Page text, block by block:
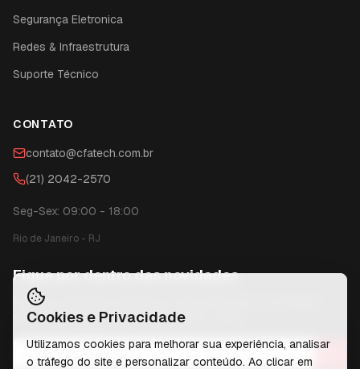
Segurança Eletronica
Redes & Infraestrutura
Suporte Técnico
CONTATO
contato@cfatech.com.br
(21) 2042-2570
Seg-Sex: 09:00 - 18:00
Rio de Janeiro - RJ
Fique por dentro das novidades
Receba conteúdos exclusivos, dicas técnicas e novidades
sobre tecnologia diretamente no seu e-mail.
Cookies e Privacidade
Utilizamos cookies para melhorar sua experiência, analisar
o tráfego do site e personalizar conteúdo. Ao clicar em